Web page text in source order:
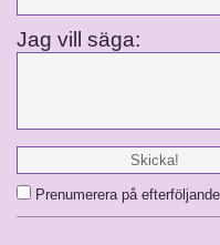
Jag vill säga:
Prenumerera på